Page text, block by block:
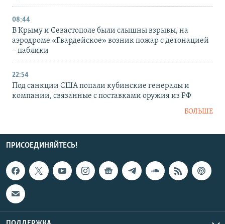
08:44
В Крыму и Севастополе были слышны взрывы, на
аэродроме «Гвардейское» возник пожар с детонацией
– паблики
22:54
Под санкции США попали кубинские генералы и
компании, связанные с поставками оружия из РФ
БОЛЬШЕ
ПРИСОЕДИНЯЙТЕСЬ!